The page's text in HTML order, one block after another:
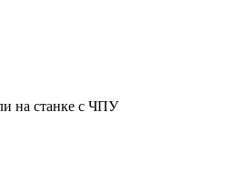
на станке с ЧПУ